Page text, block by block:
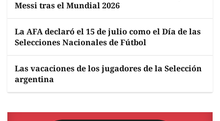
Messi tras el Mundial 2026
La AFA declaró el 15 de julio como el Día de las
Selecciones Nacionales de Fútbol
Las vacaciones de los jugadores de la Selección
argentina